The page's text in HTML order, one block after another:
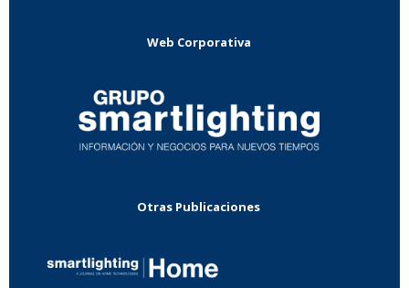
Web Corporativa
Otras Publicaciones